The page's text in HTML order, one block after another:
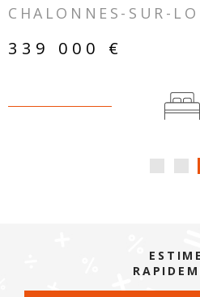
CHALONNES-SUR-
339 000 €